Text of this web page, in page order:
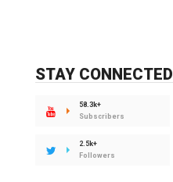
STAY CONNECTED
58.3k+
Subscribers
2.5k+
Followers